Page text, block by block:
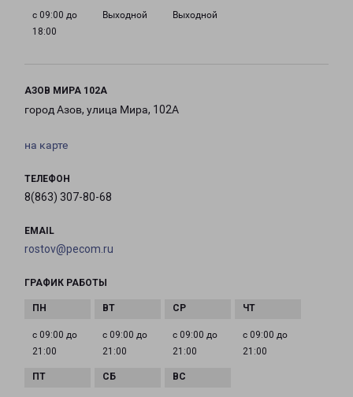
с 09:00 до
18:00
Выходной Выходной
АЗОВ МИРА 102А
город Азов, улица Мира, 102А
на карте
ТЕЛЕФОН
8(863) 307-80-68
EMAIL
rostov@pecom.ru
ГРАФИК РАБОТЫ
с 09:00 до
21:00
с 09:00 до
21:00
с 09:00 до
21:00
с 09:00 до
21:00